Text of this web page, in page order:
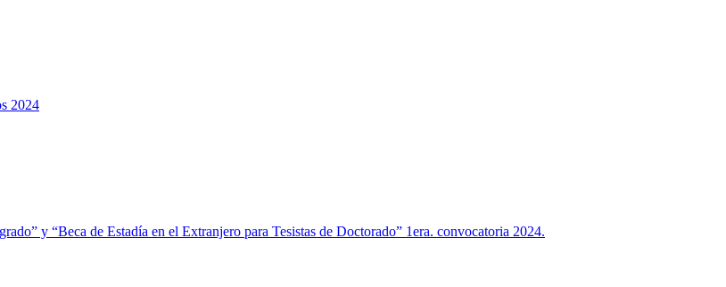
2024
y “Beca de Estadía en el Extranjero para Tesistas de Doctorado” 1era. convocatoria 2024.